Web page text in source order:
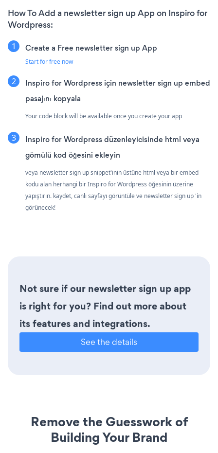
How To Add a newsletter sign up App on Inspiro for
Wordpress:
Create a Free newsletter sign up App
Start for free now
Inspiro for Wordpress için newsletter sign up embed
pasajını kopyala
Your code block will be available once you create your app
Inspiro for Wordpress düzenleyicisinde html veya
gömülü kod öğesini ekleyin
veya newsletter sign up snippet'inin üstüne html veya bir embed
kodu alan herhangi bir Inspiro for Wordpress öğesinin üzerine
yapıştırın. kaydet, canlı sayfayı görüntüle ve newsletter sign up 'in
görünecek!
Not sure if our newsletter sign up app
is right for you? Find out more about
its features and integrations.
See the details
Remove the Guesswork of
Building Your Brand